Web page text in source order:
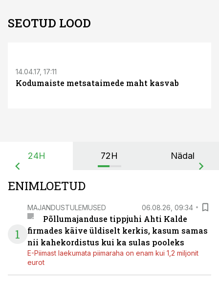
SEOTUD LOOD
14.04.17, 17:11
Kodumaiste metsataimede maht kasvab
24H 72H Nädal
ENIMLOETUD
1
MAJANDUSTULEMUSED 06.08.26, 09:34
Põllumajanduse tippjuhi Ahti Kalde
firmades käive üldiselt kerkis, kasum samas
nii kahekordistus kui ka sulas pooleks
E-Piimast laekumata piimaraha on enam kui 1,2 miljonit
eurot